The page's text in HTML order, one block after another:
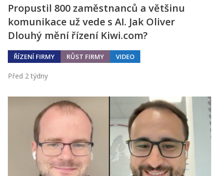
Propustil 800 zaměstnanců a většinu
komunikace už vede s AI. Jak Oliver
Dlouhý mění řízení Kiwi.com?
ŘÍZENÍ FIRMY RŮST FIRMY VIDEO
Před 2 týdny